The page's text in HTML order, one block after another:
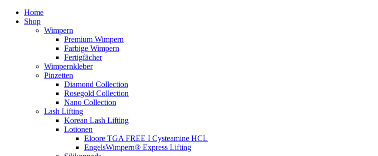
Home
Shop
Wimpern
Premium Wimpern
Farbige Wimpern
Fertigfächer
Wimpernkleber
Pinzetten
Diamond Collection
Rosegold Collection
Nano Collection
Lash Lifting
Korean Lash Lifting
Lotionen
Eloore TGA FREE I Cysteamine HCL
EngelsWimpern® Express Lifting